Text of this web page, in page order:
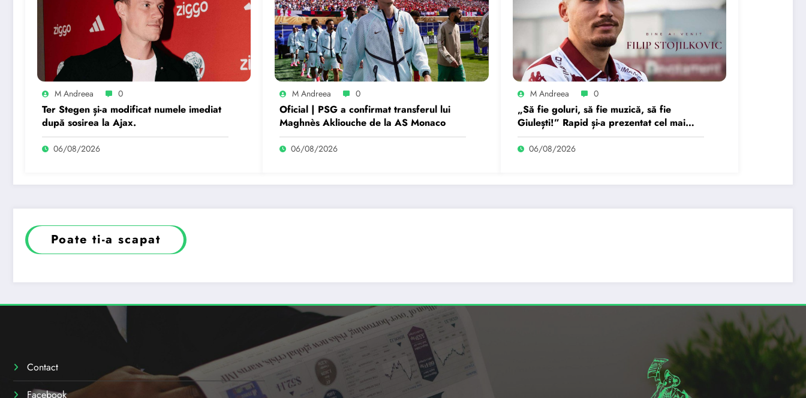
M Andreea 0
Ter Stegen și-a modificat numele imediat
după sosirea la Ajax.
06/08/2026
M Andreea 0
Oficial | PSG a confirmat transferul lui
Maghnès Akliouche de la AS Monaco
06/08/2026
M Andreea 0
„Să fie goluri, să fie muzică, să fie
Giulești!” Rapid și-a prezentat cel mai
recent transfer.
06/08/2026
Poate ti-a scapat
Contact
Facebook